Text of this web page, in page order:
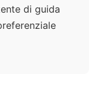
di guida